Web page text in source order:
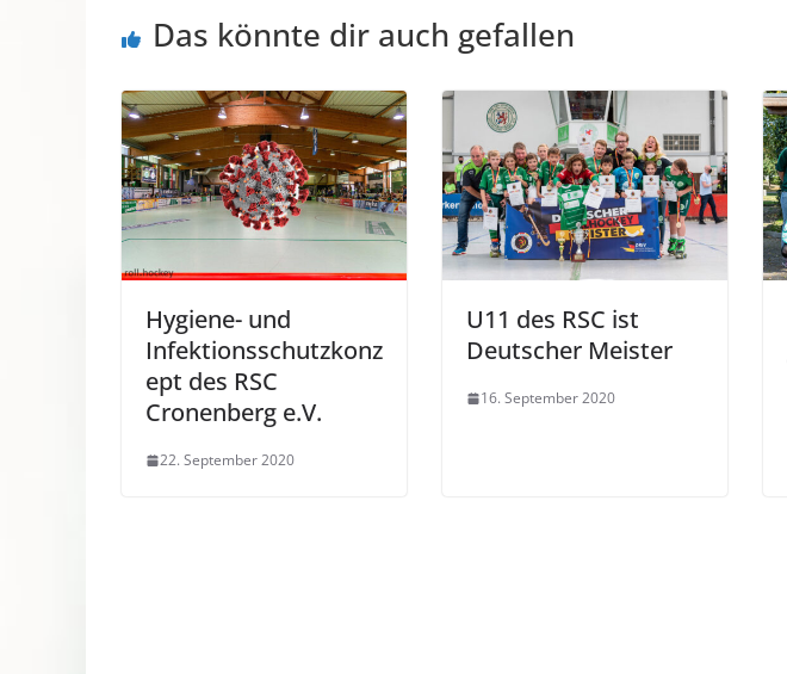
Das könnte dir auch gefallen
Hygiene- und
Infektionsschutzkonz
ept des RSC
Cronenberg e.V.
22. September 2020
U11 des RSC ist
Deutscher Meister
16. September 2020